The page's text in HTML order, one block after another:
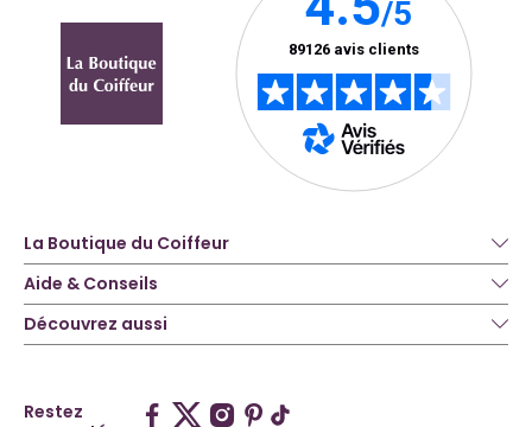
La Boutique du Coiffeur
Aide & Conseils
Découvrez aussi
Restez